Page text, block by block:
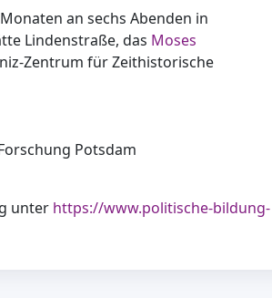
an sechs Abenden in
Lindenstraße, das Moses
Zentrum für Zeithistorische
Potsdam
unter https://www.politische-bildung-